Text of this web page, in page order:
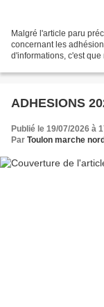
Malgré l'article paru
concernant les
d'informations, c'est
ADHESIONS
Publié le 19/07/2026 à
Par Toulon marche